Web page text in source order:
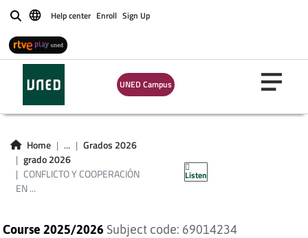
BuscarHelp center Enroll Sign Up
UNED Campus
Home ...
Grados 2026
grado 2026
CONFLICTO Y COOPERACIÓN
EN ...
Listen
CONFLICTO Y
COOPERACIÓN EN
TORNO AL CAMBIO
CLIMÁTICO
Course 2025/2026 Subject code: 69014234